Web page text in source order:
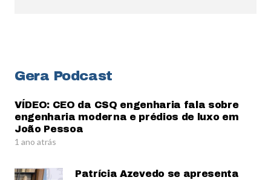
Gera Podcast
VÍDEO: CEO da CSQ engenharia fala sobre
engenharia moderna e prédios de luxo em
João Pessoa
1 ano atrás
Patrícia Azevedo se apresenta